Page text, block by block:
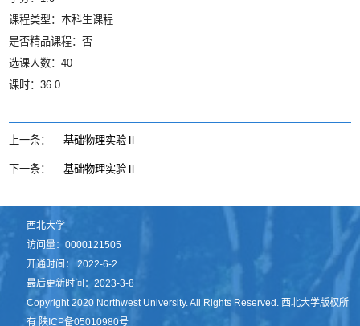
课程类型：本科生课程
是否精品课程：否
选课人数：40
课时：36.0
上一条： 基础物理实验Ⅱ
下一条： 基础物理实验Ⅱ
西北大学
访问量：0000121505
开通时间：2022-6-2
最后更新时间：2023-3-8
Copyright 2020 Northwest University. All Rights Reserved. 西北大学版权所
有 陕ICP备05010980号